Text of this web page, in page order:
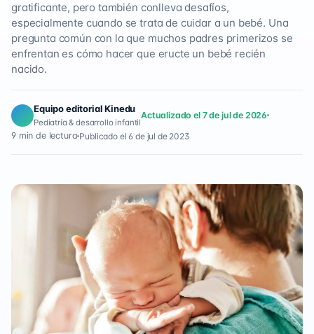
gratificante, pero también conlleva desafíos,
especialmente cuando se trata de cuidar a un bebé. Una
pregunta común con la que muchos padres primerizos se
enfrentan es cómo hacer que eructe un bebé recién
nacido.
Equipo editorial Kinedu
Pediatría & desarrollo infantil
Actualizado el 7 de jul de 2026
9 min de lectura Publicado el 6 de jul de 2023